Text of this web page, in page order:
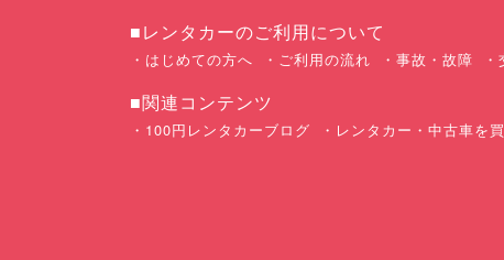
■レンタカーのご利用について
はじめての方へ ご利用の流れ 事故・故障
■関連コンテンツ
100円レンタカーブログ レンタカー・中古車を